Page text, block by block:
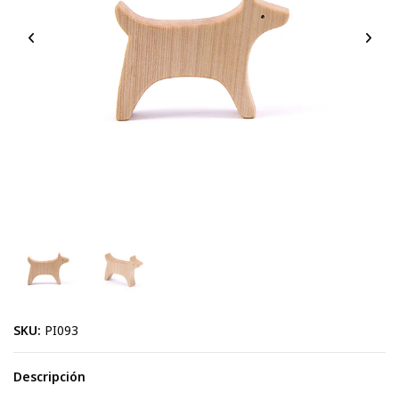
SKU: PI093
Descripción